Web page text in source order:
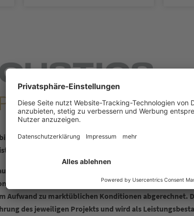
mit präziser Planung und exzellenter Umsetzung.
– Unser Anspruch. Unser Versprechen. Einfach Babbel
dem gemieteten Material und den operativen
werden bereits im Angebot indikativ als
Aufwand zu marktüblichen Konditionen abgerechnet.
des jeweiligen Projekts und wird als